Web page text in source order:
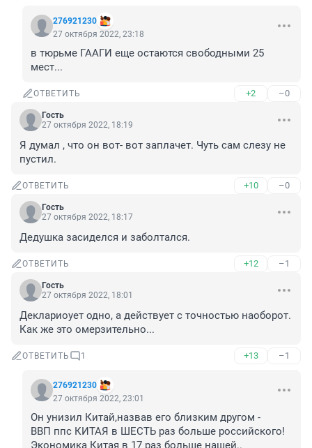
276921230
27 октября 2022, 23:18
в тюрьме ГААГИ еще остаются свободными 25
мест...
ОТВЕТИТЬ +2 –0
Гость
27 октября 2022, 18:19
Я думал , что он вот- вот заплачет. Чуть сам слезу не
пустил.
ОТВЕТИТЬ +10 –0
Гость
27 октября 2022, 18:17
Дедушка засиделся и заболтался.
ОТВЕТИТЬ +12 –1
Гость
27 октября 2022, 18:01
Деклариоует одно, а действует с точностью наоборот.
Как же это омерзительно...
ОТВЕТИТЬ 1 +13 –1
276921230
27 октября 2022, 23:01
Он унизил Китай,назвав его близким другом -
ВВП ппс КИТАЯ в ШЕСТЬ раз больше российского!
Экономика Китая в 17 раз больше нашей..